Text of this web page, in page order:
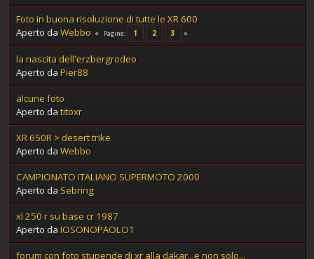
Foto in buona risoluzione di tutte le XR 600
Aperto da Webbo Pagine 1 2 3
la nascita dell'erzbergrodeo
Aperto da Pier88
alcune foto
Aperto da titoxr
XR 650R > desert trike
Aperto da Webbo
CAMPIONATO ITALIANO SUPERMOTO 2000
Aperto da Sebring
xl 250 r su base cr 1987
Aperto da IOSONOPAOLO1
forum con foto stupende di xr alla dakar...e non solo...